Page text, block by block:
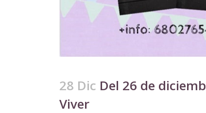
28 Dic Del 26 de
Viver